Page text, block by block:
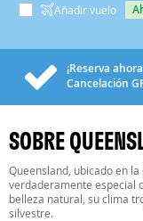
Añadir vuelo
¡Reserva
Cancelación
SOBRE
Queensland, ubicado en
verdaderamente especial
belleza natural, su clima
silvestre.